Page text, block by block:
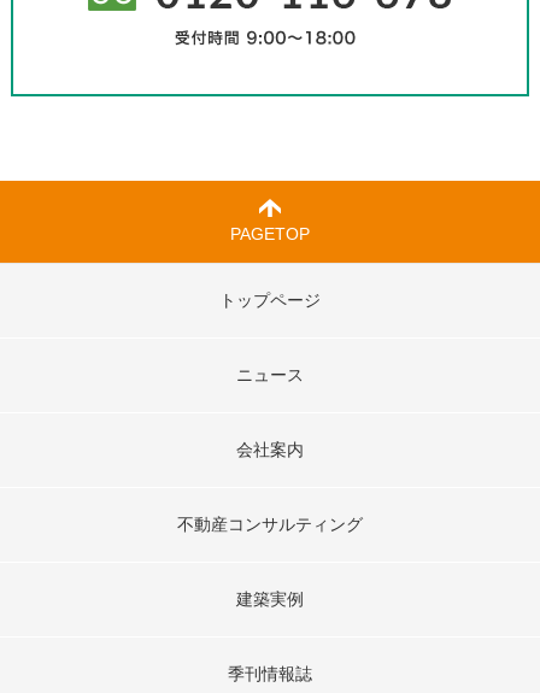
PAGETOP
トップページ
ニュース
会社案内
不動産コンサルティング
建築実例
季刊情報誌